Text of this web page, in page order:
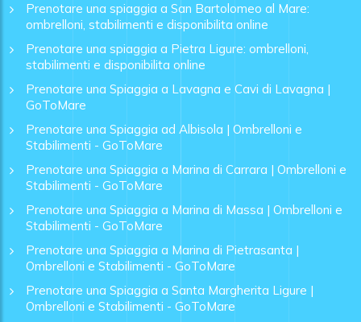
Prenotare una spiaggia a San Bartolomeo al Mare:
ombrelloni, stabilimenti e disponibilita online
Prenotare una spiaggia a Pietra Ligure: ombrelloni,
stabilimenti e disponibilita online
Prenotare una Spiaggia a Lavagna e Cavi di Lavagna |
GoToMare
Prenotare una Spiaggia ad Albisola | Ombrelloni e
Stabilimenti - GoToMare
Prenotare una Spiaggia a Marina di Carrara | Ombrelloni e
Stabilimenti - GoToMare
Prenotare una Spiaggia a Marina di Massa | Ombrelloni e
Stabilimenti - GoToMare
Prenotare una Spiaggia a Marina di Pietrasanta |
Ombrelloni e Stabilimenti - GoToMare
Prenotare una Spiaggia a Santa Margherita Ligure |
Ombrelloni e Stabilimenti - GoToMare